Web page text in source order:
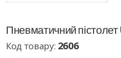
Пневматичний пістолет
Код товару: 2606